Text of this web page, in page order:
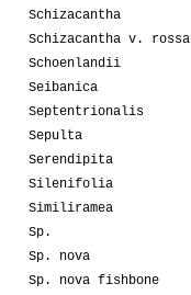
Schizacantha
Schizacantha v. rossa
Schoenlandii
Seibanica
Septentrionalis
Sepulta
Serendipita
Silenifolia
Similiramea
Sp.
Sp. nova
Sp. nova fishbone